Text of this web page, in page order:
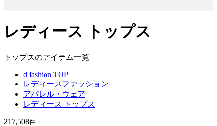
レディース トップス
トップスのアイテム一覧
d fashion TOP
レディースファッション
アパレル・ウェア
レディース トップス
217,508件